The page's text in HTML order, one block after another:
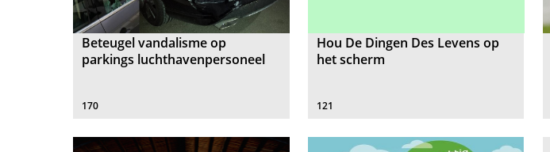
Beteugel vandalisme op
parkings luchthavenpersoneel
170
Hou De Dingen Des Levens op
het scherm
121